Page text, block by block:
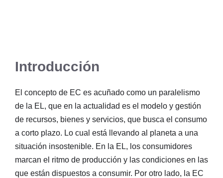
Introducción
El concepto de EC es acuñado como un paralelismo
de la EL, que en la actualidad es el modelo y gestión
de recursos, bienes y servicios, que busca el consumo
a corto plazo. Lo cual está llevando al planeta a una
situación insostenible. En la EL, los consumidores
marcan el ritmo de producción y las condiciones en las
que están dispuestos a consumir. Por otro lado, la EC